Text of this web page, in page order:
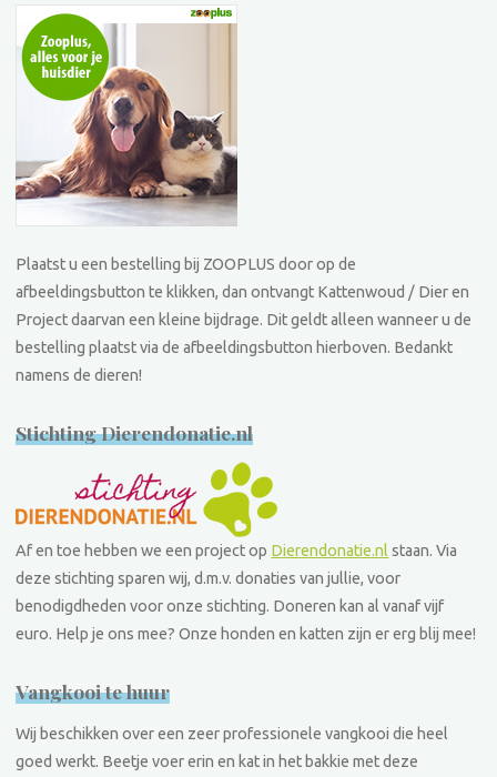
Plaatst u een bestelling bij ZOOPLUS door op de
afbeeldingsbutton te klikken, dan ontvangt Kattenwoud / Dier en
Project daarvan een kleine bijdrage. Dit geldt alleen wanneer u de
bestelling plaatst via de afbeeldingsbutton hierboven. Bedankt
namens de dieren!
Stichting Dierendonatie.nl
Af en toe hebben we een project op Dierendonatie.nl staan. Via
deze stichting sparen wij, d.m.v. donaties van jullie, voor
benodigdheden voor onze stichting. Doneren kan al vanaf vijf
euro. Help je ons mee? Onze honden en katten zijn er erg blij mee!
Vangkooi te huur
Wij beschikken over een zeer professionele vangkooi die heel
goed werkt. Beetje voer erin en kat in het bakkie met deze